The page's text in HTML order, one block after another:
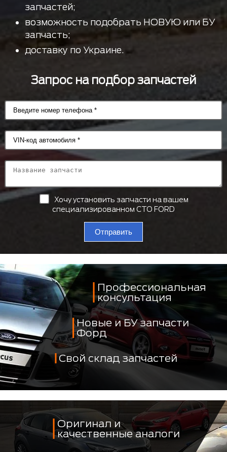
запчастей;
возможность подобрать НОВУЮ или БУ
запчасть;
доставку по Украине.
Запрос на подбор запчастей
Хочу установить запчасти на вашем
специализированном СТО FORD
Отправить
Профессиональная
консультация
Новые и БУ запчасти
Форд
Свой склад запчастей
Оригинал и
качественные аналоги